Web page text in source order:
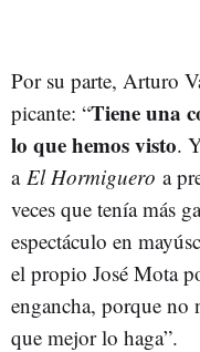
Por su parte, Arturo
picante: “Tiene una
lo que hemos visto.
a El Hormiguero a
veces que tenía más
espectáculo en
el propio José Mota
engancha, porque no
que mejor lo haga”.